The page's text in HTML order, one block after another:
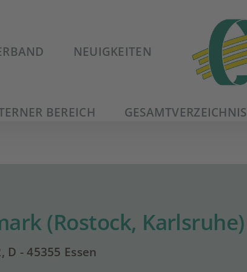
NEUIGKEITEN
BEREICH GESAMTVERZEICHNIS
(Rostock, Karlsruhe)
- 45355 Essen